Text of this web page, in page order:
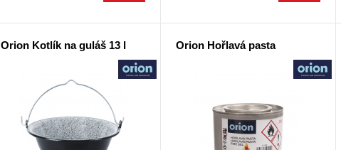
Orion Kotlík na guláš 13 l Orion Hořlavá pasta